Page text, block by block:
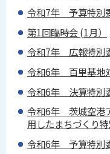
令和7年 予算特別
第1回臨時会 (1月）
令和7年 広報特別
令和6年 百里基地
令和6年 決算特別
令和6年 茨城空港
用したまちづくり
令和6年 予算特別